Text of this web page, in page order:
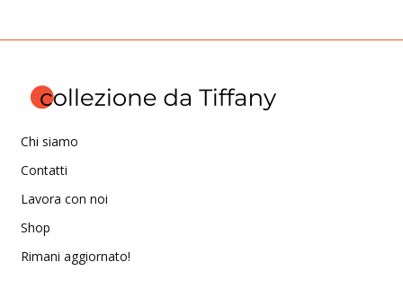
Chi siamo
Contatti
Lavora con noi
Shop
Rimani aggiornato!